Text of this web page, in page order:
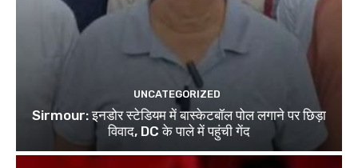
UNCATEGORIZED
Sirmour: इनडोर स्टेडियम में बास्केटबॉल पोल लगाने पर छिड़ा
विवाद, DC के पाले में पहुंची गेंद